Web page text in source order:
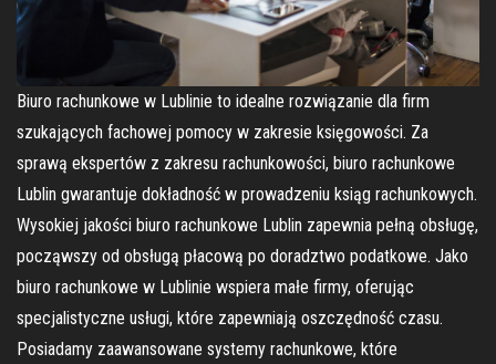
Biuro rachunkowe w Lublinie to idealne rozwiązanie dla firm
szukających fachowej pomocy w zakresie księgowości. Za
sprawą ekspertów z zakresu rachunkowości, biuro rachunkowe
Lublin gwarantuje dokładność w prowadzeniu ksiąg rachunkowych.
Wysokiej jakości biuro rachunkowe Lublin zapewnia pełną obsługę,
począwszy od obsługą płacową po doradztwo podatkowe. Jako
biuro rachunkowe w Lublinie wspiera małe firmy, oferując
specjalistyczne usługi, które zapewniają oszczędność czasu.
Posiadamy zaawansowane systemy rachunkowe, które